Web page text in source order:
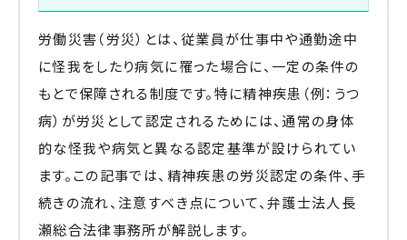
労働災害（労災）とは、従業員が仕事中や通勤途中
に怪我をしたり病気に罹った場合に、一定の条件の
もとで保障される制度です。特に精神疾患（例：うつ
病）が労災として認定されるためには、通常の身体
的な怪我や病気と異なる認定基準が設けられてい
ます。この記事では、精神疾患の労災認定の条件、手
続きの流れ、注意すべき点について、弁護士法人長
瀬総合法律事務所が解説します。